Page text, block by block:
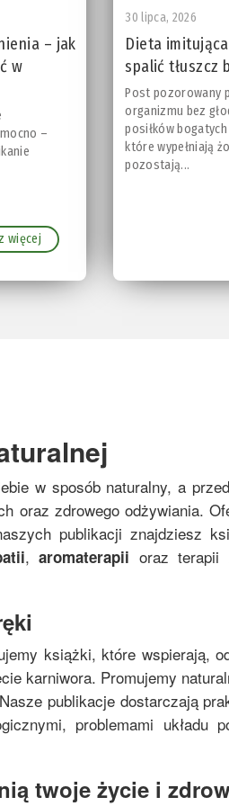
– jak
w
–
więcej
30 lipca, 2026
Dieta
spalić tłuszcz
Post pozorowany
organizmu bez
posiłków
które wypełniają
pozostają...
w sposób naturalny, a
oraz zdrowego odżywiania.
publikacji znajdziesz
,aromaterapii oraz terapii
książki, które wspierają,
karniwora. Promujemy
publikacje dostarczają
problemami układu
twoje życie i